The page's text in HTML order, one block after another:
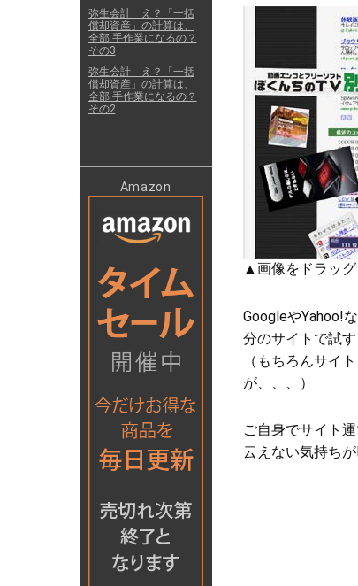
▲画像をドラッグ
GoogleやYahoo!
分のサイトで試
（もちろんサイ
が、、、）
ご自身でサイト
云えない気持ち
弥生会計 え？「一括
償却資産」の計算は、
全部 手作業になるの？
その3
弥生会計 え？「一括
償却資産」の計算は、
全部 手作業になるの？
その2
Amazon